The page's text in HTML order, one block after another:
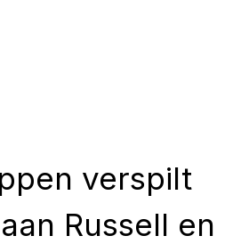
verspilt
Russell en